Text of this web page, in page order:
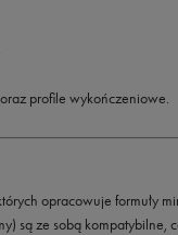
profile wykończeniowe.
opracowuje formuły
są ze sobą